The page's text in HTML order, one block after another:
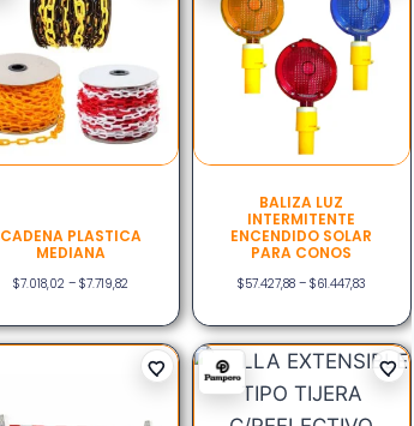
CADENA PLASTICA
MEDIANA
$7.018,02 – $7.719,82
BALIZA LUZ
INTERMITENTE
ENCENDIDO SOLAR
PARA CONOS
$57.427,88 – $61.447,83